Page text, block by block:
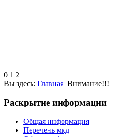
0 1 2
Вы здесь: Главная Внимание!!!
Раскрытие информации
Общая информация
Перечень мкд